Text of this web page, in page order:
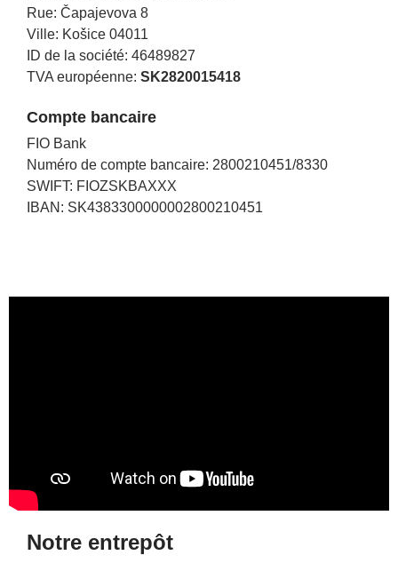
Rue: Čapajevova 8
Ville: Košice 04011
ID de la société: 46489827
TVA européenne: SK2820015418
Compte bancaire
FIO Bank
Numéro de compte bancaire: 2800210451/8330
SWIFT: FIOZSKBAXXX
IBAN: SK4383300000002800210451
Notre entrepôt